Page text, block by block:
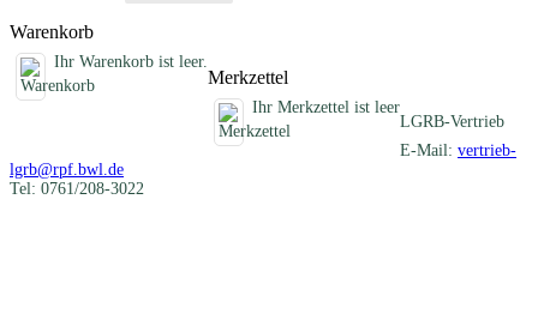
Warenkorb
Ihr Warenkorb ist leer.
Merkzettel
Ihr Merkzettel ist leer
LGRB-Vertrieb
E-Mail: vertrieb-
lgrb@rpf.bwl.de
Tel: 0761/208-3022